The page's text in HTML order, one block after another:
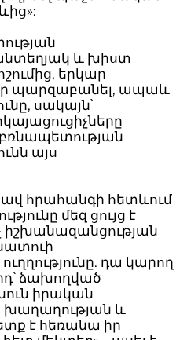
և խիստ
երկար
պարզաբանել, ապաև
սակայն՝
այս
հրահանգի հետևում
մեզ ցույց է
իշխանազանցության
դա կարող
ձախողված
իրական
և
է հեռանա իր